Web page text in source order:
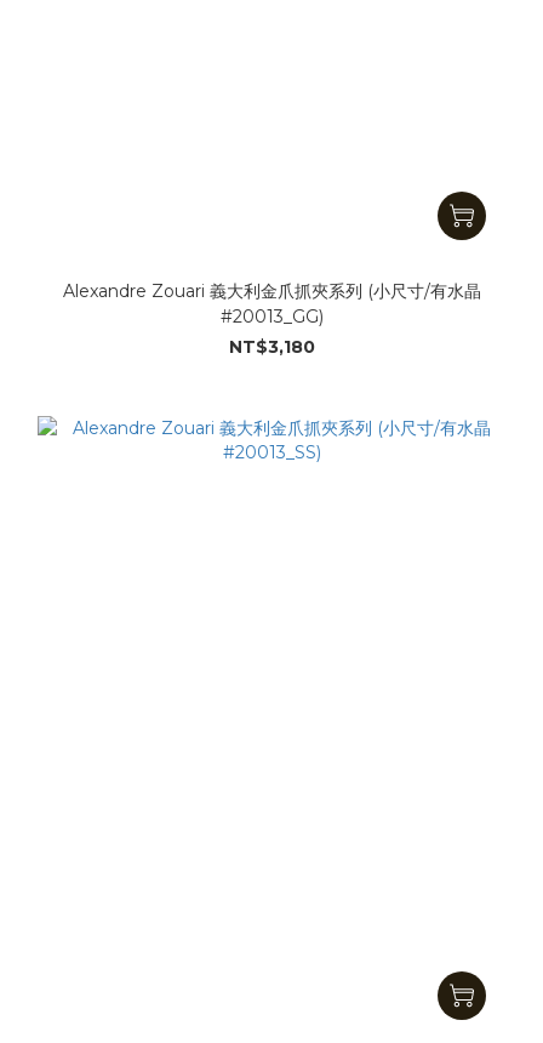
Alexandre Zouari 義大利金爪抓夾系列 (小尺寸/有水晶
#20013_GG)
NT$3,180